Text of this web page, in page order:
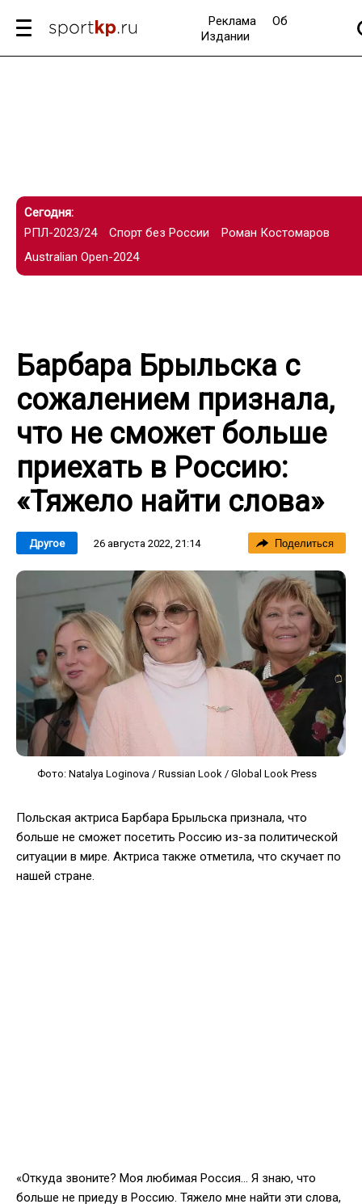
Реклама
Об
Издании
Сегодня:
РПЛ-2023/24
Спорт без России
Роман Костомаров
Australian Open-2024
Барбара Брыльска с
сожалением признала,
что не сможет больше
приехать в Россию:
«Тяжело найти слова»
Другое 26 августа 2022, 21:14 Поделиться
Фото: Natalya Loginova / Russian Look / Global Look Press
Польская актриса Барбара Брыльска признала, что
больше не сможет посетить Россию из-за политической
ситуации в мире. Актриса также отметила, что скучает по
нашей стране.
«Откуда звоните? Моя любимая Россия… Я знаю, что
больше не приеду в Россию. Тяжело мне найти эти слова,